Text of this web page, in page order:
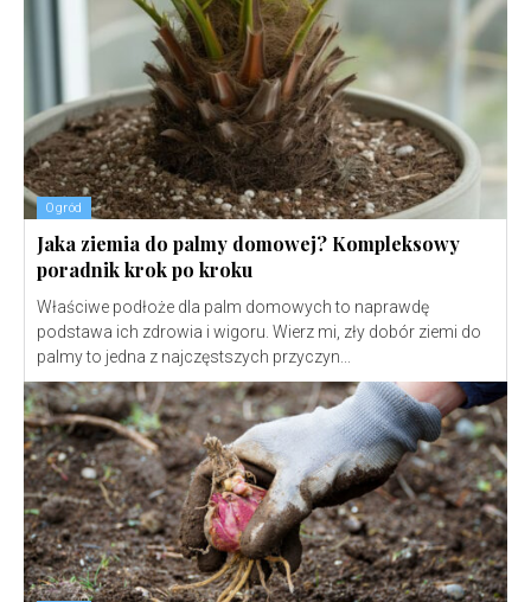
Ogród
Jaka ziemia do palmy domowej? Kompleksowy
poradnik krok po kroku
Właściwe podłoże dla palm domowych to naprawdę
podstawa ich zdrowia i wigoru. Wierz mi, zły dobór ziemi do
palmy to jedna z najczęstszych przyczyn...